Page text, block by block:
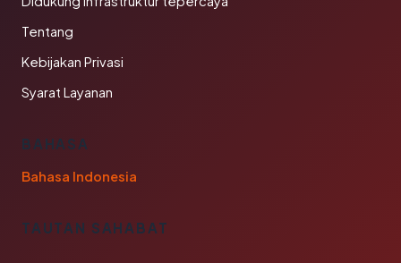
Tentang
Kebijakan Privasi
Syarat Layanan
BAHASA
Bahasa Indonesia
TAUTAN SAHABAT